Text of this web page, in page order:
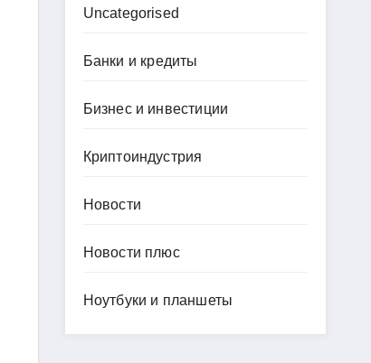
Uncategorised
Банки и кредиты
Бизнес и инвестиции
Криптоиндустрия
Новости
Новости плюс
Ноутбуки и планшеты